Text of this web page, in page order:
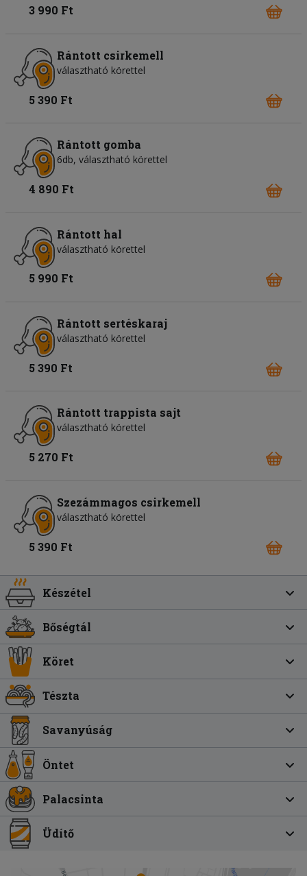
3 990 Ft
Rántott csirkemell
választható körettel
5 390 Ft
Rántott gomba
6db, választható körettel
4 890 Ft
Rántott hal
választható körettel
5 990 Ft
Rántott sertéskaraj
választható körettel
5 390 Ft
Rántott trappista sajt
választható körettel
5 270 Ft
Szezámmagos csirkemell
választható körettel
5 390 Ft
Készétel
Bőségtál
Köret
Tészta
Savanyúság
Öntet
Palacsinta
Üdítő